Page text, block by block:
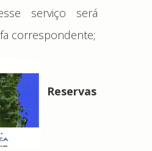
serviço será
correspondente;
Reservas